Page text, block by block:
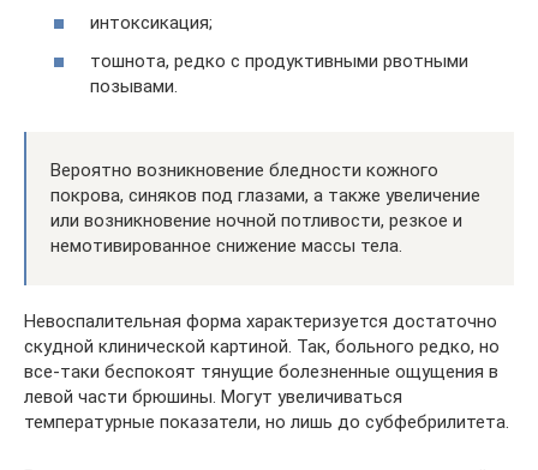
интоксикация;
тошнота, редко с продуктивными рвотными
позывами.
Вероятно возникновение бледности кожного
покрова, синяков под глазами, а также увеличение
или возникновение ночной потливости, резкое и
немотивированное снижение массы тела.
Невоспалительная форма характеризуется достаточно
скудной клинической картиной. Так, больного редко, но
все-таки беспокоят тянущие болезненные ощущения в
левой части брюшины. Могут увеличиваться
температурные показатели, но лишь до субфебрилитета.